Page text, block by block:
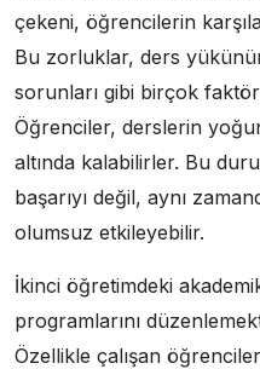
çekeni, öğrencilerin
Bu zorluklar, ders
sorunları gibi birçok
Öğrenciler, derslerin
altında kalabilirler. Bu
başarıyı değil, aynı
olumsuz etkileyebilir.
İkinci öğretimdeki
programlarını
Özellikle çalışan